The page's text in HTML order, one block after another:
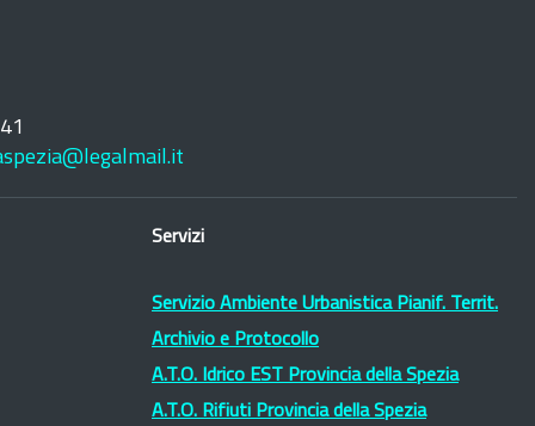
Servizi
Servizio Ambiente Urbanistica Pianif. Territ.
Archivio e Protocollo
A.T.O. Idrico EST Provincia della Spezia
A.T.O. Rifiuti Provincia della Spezia